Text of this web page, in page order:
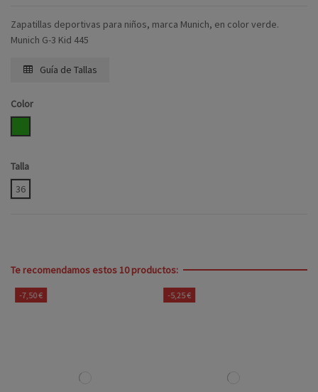
Zapatillas deportivas para niños, marca Munich, en color verde.
Munich G-3 Kid 445
Guía de Tallas
Color
Talla
36
Te recomendamos estos 10 productos:
-7,50 € -5,25 €